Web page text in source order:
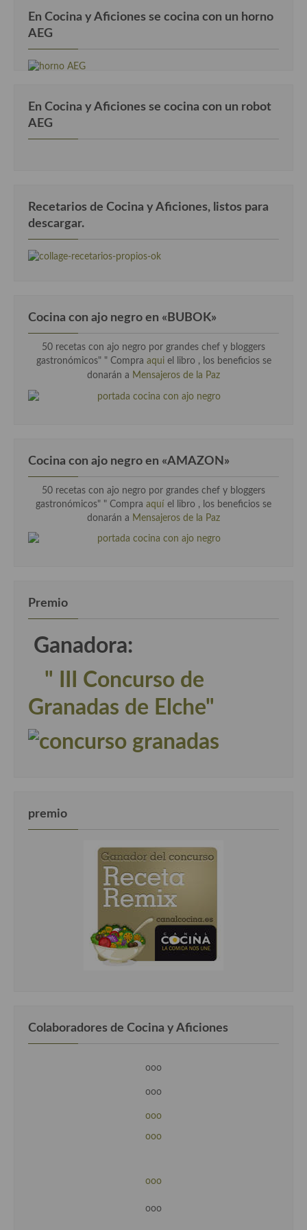
Cocina Luxemburgo
Cocina Polaca
Cocina portuguesa
Cocina Sueca
En Cocina y Aficiones se cocina con un horno
AEG
En Cocina y Aficiones se cocina con un robot
AEG
Recetarios de Cocina y Aficiones, listos para
descargar.
Cocina con ajo negro en «BUBOK»
50 recetas con ajo negro por grandes chef y bloggers
gastronómicos" " Compra aqui el libro , los beneficios se
donarán a Mensajeros de la Paz
Cocina con ajo negro en «AMAZON»
50 recetas con ajo negro por grandes chef y bloggers
gastronómicos" " Compra aquí el libro , los beneficios se
donarán a Mensajeros de la Paz
Premio
Ganadora:
" III Concurso de
Granadas de Elche"
premio
Colaboradores de Cocina y Aficiones
ooo
ooo
ooo
ooo
ooo
ooo